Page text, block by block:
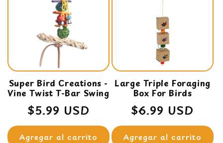
Super Bird Creations -
Vine Twist T-Bar Swing
Precio
habitual
$5.99 USD
Agregar al carrito
Large Triple Foraging
Box For Birds
Precio
habitual
$6.99 USD
Agregar al carrito